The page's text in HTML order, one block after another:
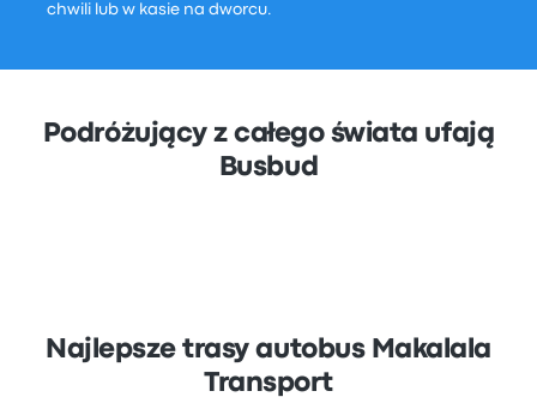
chwili lub w kasie na dworcu.
Podróżujący z całego świata ufają
Busbud
Najlepsze trasy autobus Makalala
Transport